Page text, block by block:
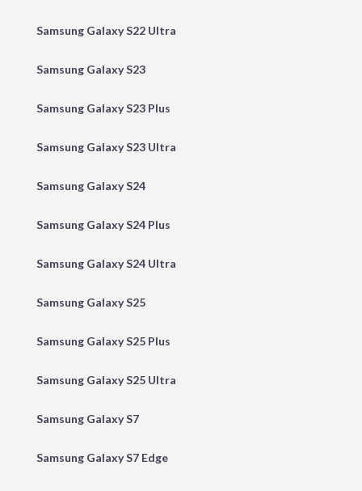
Samsung Galaxy S22 Ultra
Samsung Galaxy S23
Samsung Galaxy S23 Plus
Samsung Galaxy S23 Ultra
Samsung Galaxy S24
Samsung Galaxy S24 Plus
Samsung Galaxy S24 Ultra
Samsung Galaxy S25
Samsung Galaxy S25 Plus
Samsung Galaxy S25 Ultra
Samsung Galaxy S7
Samsung Galaxy S7 Edge